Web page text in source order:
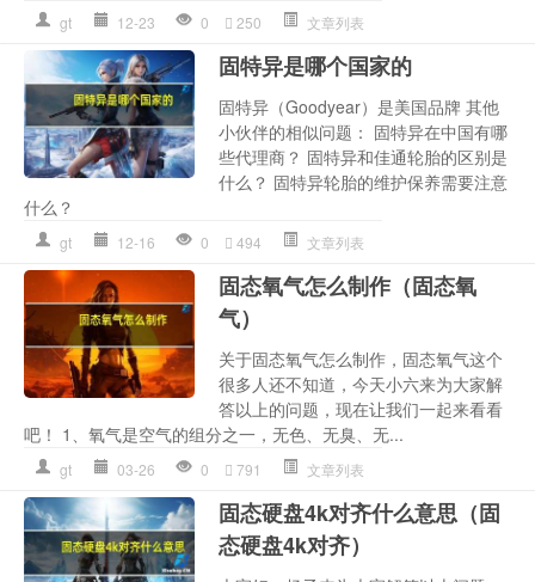
gt 12-23 0 250 文章列表
固特异是哪个国家的
固特异（Goodyear）是美国品牌 其他
小伙伴的相似问题： 固特异在中国有哪
些代理商？ 固特异和佳通轮胎的区别是
什么？ 固特异轮胎的维护保养需要注意
什么？
gt 12-16 0 494 文章列表
固态氧气怎么制作（固态氧
气）
关于固态氧气怎么制作，固态氧气这个
很多人还不知道，今天小六来为大家解
答以上的问题，现在让我们一起来看看
吧！ 1、氧气是空气的组分之一，无色、无臭、无...
gt 03-26 0 791 文章列表
固态硬盘4k对齐什么意思（固
态硬盘4k对齐）